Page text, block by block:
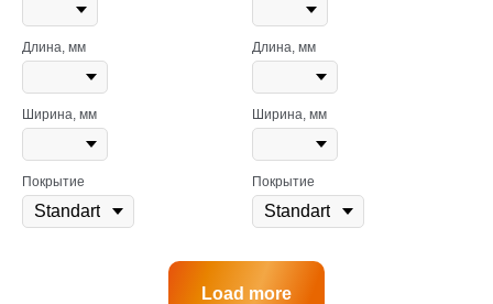
Длина, мм
Ширина, мм
Покрытие
Длина, мм
Ширина, мм
Покрытие
Load more